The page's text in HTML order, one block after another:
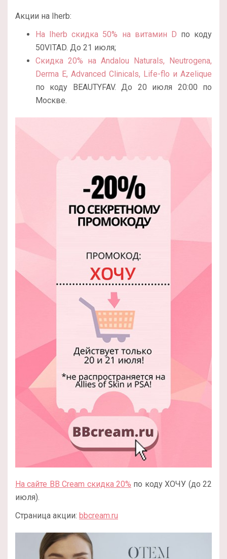
Акции на Iherb:
На Iherb скидка 50% на витамин D по коду
50VITAD. До 21 июля;
Скидка 20% на Andalou Naturals, Neutrogena,
Derma E, Advanced Clinicals, Life-flo и Azelique
по коду BEAUTYFAV. До 20 июля 20:00 по
Москве.
На сайте BB Cream скидка 20% по коду ХОЧУ (до 22
июля).
Страница акции: bbcream.ru